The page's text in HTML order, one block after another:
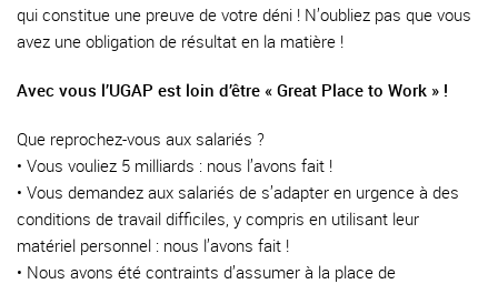
qui constitue une preuve de votre déni ! N’oubliez pas que vous
avez une obligation de résultat en la matière !
Avec vous l’UGAP est loin d’être « Great Place to Work » !
Que reprochez-vous aux salariés ?
• Vous vouliez 5 milliards : nous l’avons fait !
• Vous demandez aux salariés de s’adapter en urgence à des
conditions de travail difficiles, y compris en utilisant leur
matériel personnel : nous l’avons fait !
• Nous avons été contraints d’assumer à la place de